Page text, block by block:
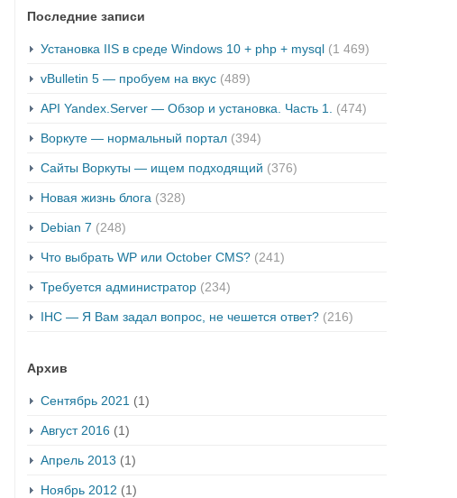
Последние записи
Установка IIS в среде Windows 10 + php + mysql (1 469)
vBulletin 5 — пробуем на вкус (489)
API Yandex.Server — Обзор и установка. Часть 1. (474)
Воркуте — нормальный портал (394)
Сайты Воркуты — ищем подходящий (376)
Новая жизнь блога (328)
Debian 7 (248)
Что выбрать WP или October CMS? (241)
Требуется администратор (234)
IHC — Я Вам задал вопрос, не чешется ответ? (216)
Архив
Сентябрь 2021 (1)
Август 2016(1)
Апрель 2013 (1)
Ноябрь 2012 (1)